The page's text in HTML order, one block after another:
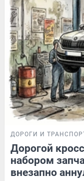
ДОРОГИ И
Дорогой
набором
внезапно